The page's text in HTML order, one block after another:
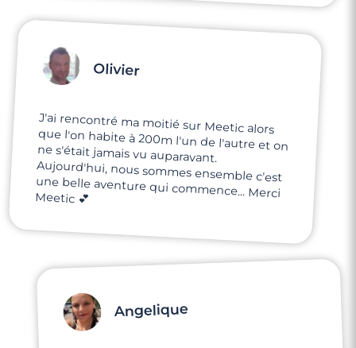
Olivier
J'ai rencontré ma moitié sur Meetic alors
que l'on habite à 200m l'un de l'autre et on
ne s'était jamais vu auparavant.
Aujourd'hui, nous sommes ensemble c'est
une belle aventure qui commence... Merci
Meetic 💕
Angelique